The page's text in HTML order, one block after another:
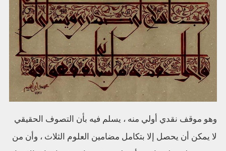
وهو موقف نقدي أولي منه ، يسلم فيه بأن التصوف الحقيقي
لا يمكن أن يحصل إلا بتكامل مضامين العلوم الثلاث ، وأن من